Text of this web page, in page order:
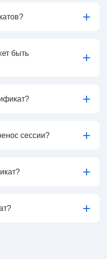
быть
сессии?